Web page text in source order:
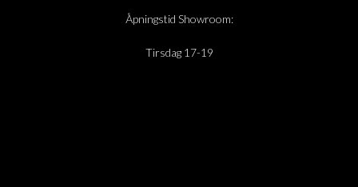
Åpningstid Showroom:
Tirsdag 17-19